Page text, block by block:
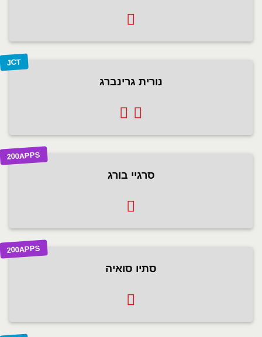
נורית גרינברג
JCT
סרגיי בורג
200APPS
סתיו סואיה
200APPS